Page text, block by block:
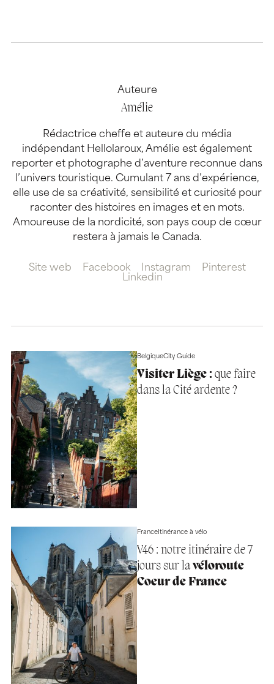
Auteure
Amélie
Rédactrice cheffe et auteure du média
indépendant Hellolaroux, Amélie est également
reporter et photographe d’aventure reconnue dans
l’univers touristique. Cumulant 7 ans d’expérience,
elle use de sa créativité, sensibilité et curiosité pour
raconter des histoires en images et en mots.
Amoureuse de la nordicité, son pays coup de cœur
restera à jamais le Canada.
Site web Facebook Instagram
Pinterest
Linkedin
BelgiqueCity Guide
Visiter Liège :que faire
dans la Cité ardente ?
FranceItinérance à vélo
V46 : notre itinéraire de 7
jours sur lavéloroute
Coeur de France